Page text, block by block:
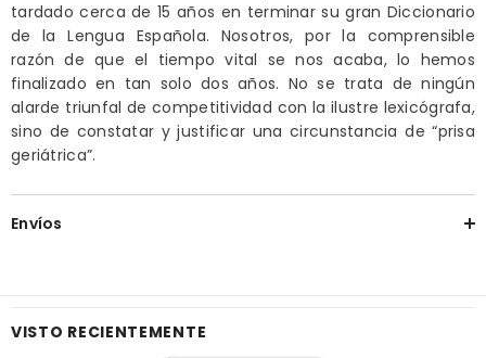
tardado cerca de 15 años en terminar su gran Diccionario
de la Lengua Española. Nosotros, por la comprensible
razón de que el tiempo vital se nos acaba, lo hemos
finalizado en tan solo dos años. No se trata de ningún
alarde triunfal de competitividad con la ilustre lexicógrafa,
sino de constatar y justificar una circunstancia de “prisa
geriátrica”.
Envíos
VISTO RECIENTEMENTE